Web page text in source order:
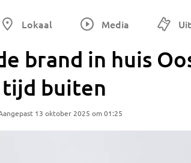
Lokaal Media
brand in huis
buiten
13 oktober 2025 om 01:25